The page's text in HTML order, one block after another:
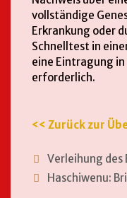
vollständige
Erkrankung oder
Schnelltest in
eine Eintragung
erforderlich.
<< Zurück zur
Verleihung des
Haschiwenu: